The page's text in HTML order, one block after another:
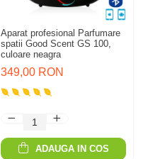
Aparat profesional Parfumare
spatii Good Scent GS 100,
culoare neagra
349,00 RON
ADAUGA IN COS